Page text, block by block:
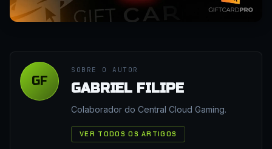
GF
SOBRE O AUTOR
GABRIEL FILIPE
Colaborador do Central Cloud Gaming.
VER TODOS OS ARTIGOS